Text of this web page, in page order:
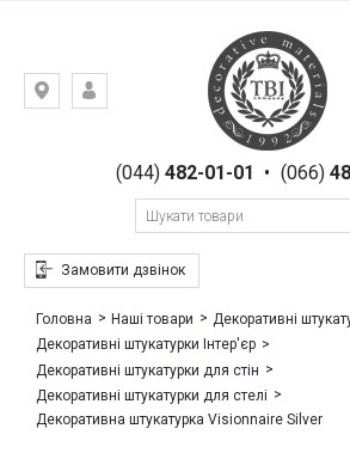
Київ,
Гоголівська,(044)482-01-01 • (066)
Замовити дзвінок
Головна Наші товари
Декоративні
Декоративні штукатурки Інтер'єр
Декоративні штукатурки для стін
Декоративні штукатурки для стелі
Декоративна штукатурка Visionnaire Silver